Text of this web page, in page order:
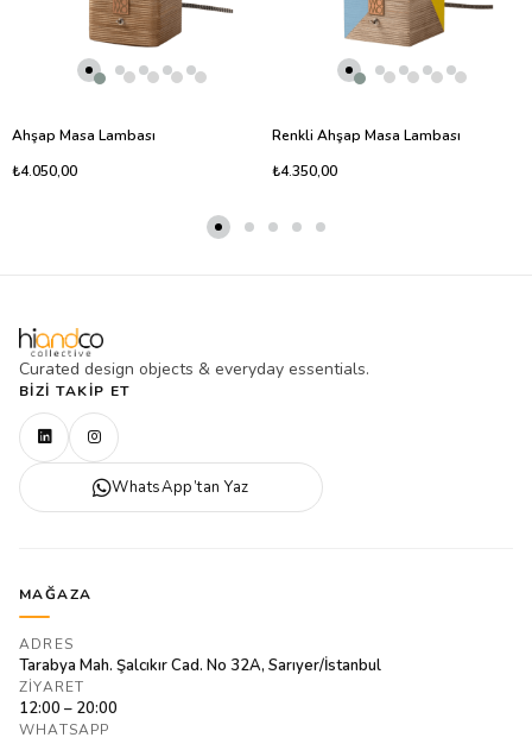
Ahşap Masa Lambası
₺4.050,00
Renkli Ahşap Masa Lambası
₺4.350,00
Curated design objects & everyday essentials.
BIZI TAKIP ET
WhatsApp’tan Yaz
MAĞAZA
ADRES
Tarabya Mah. Şalcıkır Cad. No 32A, Sarıyer/İstanbul
ZIYARET
12:00 – 20:00
WHATSAPP